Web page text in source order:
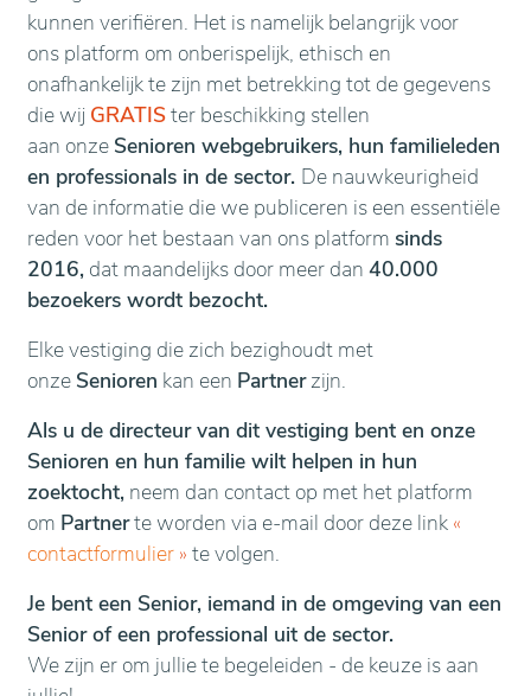
kunnen verifiëren. Het is namelijk belangrijk voor
ons platform om onberispelijk, ethisch en
onafhankelijk te zijn met betrekking tot de gegevens
die wij GRATISter beschikking stellen
aan onze Senioren webgebruikers, hun familieleden
en professionals in de sector. De nauwkeurigheid
van de informatie die we publiceren is een essentiële
reden voor het bestaan van ons platform sinds
2016, dat maandelijks door meer dan 40.000
bezoekers wordt bezocht.
Elke vestiging die zich bezighoudt met
onze Senioren kan een Partnerzijn.
Als u de directeur van dit vestiging bent en onze
Senioren en hun familie wilt helpen in hun
zoektocht, neem dan contact op met het platform
om Partnerte worden via e-mail door deze link «
contactformulier » te volgen.
Je bent een Senior, iemand in de omgeving van een
Senior of een professional uit de sector.
We zijn er om jullie te begeleiden - de keuze is aan